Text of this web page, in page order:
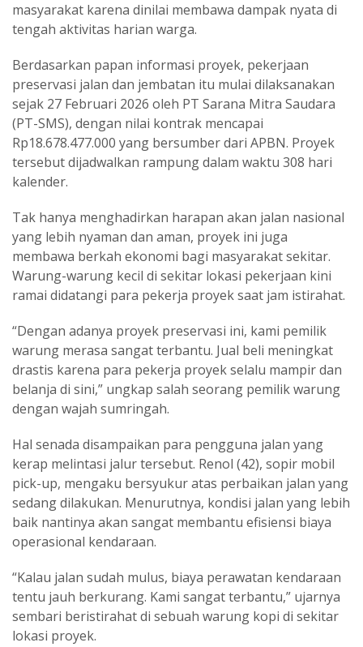
masyarakat karena dinilai membawa dampak nyata di
tengah aktivitas harian warga.
Berdasarkan papan informasi proyek, pekerjaan
preservasi jalan dan jembatan itu mulai dilaksanakan
sejak 27 Februari 2026 oleh PT Sarana Mitra Saudara
(PT-SMS), dengan nilai kontrak mencapai
Rp18.678.477.000 yang bersumber dari APBN. Proyek
tersebut dijadwalkan rampung dalam waktu 308 hari
kalender.
Tak hanya menghadirkan harapan akan jalan nasional
yang lebih nyaman dan aman, proyek ini juga
membawa berkah ekonomi bagi masyarakat sekitar.
Warung-warung kecil di sekitar lokasi pekerjaan kini
ramai didatangi para pekerja proyek saat jam istirahat.
“Dengan adanya proyek preservasi ini, kami pemilik
warung merasa sangat terbantu. Jual beli meningkat
drastis karena para pekerja proyek selalu mampir dan
belanja di sini,” ungkap salah seorang pemilik warung
dengan wajah sumringah.
Hal senada disampaikan para pengguna jalan yang
kerap melintasi jalur tersebut. Renol (42), sopir mobil
pick-up, mengaku bersyukur atas perbaikan jalan yang
sedang dilakukan. Menurutnya, kondisi jalan yang lebih
baik nantinya akan sangat membantu efisiensi biaya
operasional kendaraan.
“Kalau jalan sudah mulus, biaya perawatan kendaraan
tentu jauh berkurang. Kami sangat terbantu,” ujarnya
sembari beristirahat di sebuah warung kopi di sekitar
lokasi proyek.